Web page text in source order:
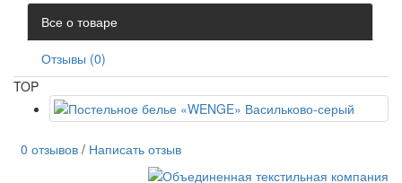
Все о товаре
Отзывы (0)
TOP
0 отзывов / Написать отзыв